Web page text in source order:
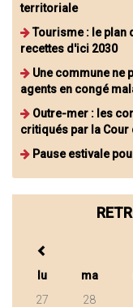
territoriale
Tourisme : le plan
recettes d'ici 2030
Une commune ne
agents en congé
Outre-mer : les
critiqués par la Cour
Pause estivale
lu
ma
27
28